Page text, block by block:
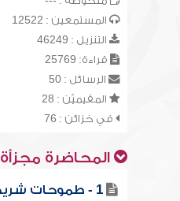
المستمعين : 12522
التنزيل : 46249
قراءة: 25769
الرسائل : 50
المقيميّن : 28
في خزائن : 76
المحاضرة مجزأة
1 - طموحات شريحة من شباب الأمة